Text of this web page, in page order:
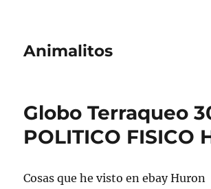
Animalitos
Globo Terraqueo
POLITICO FISICO
Cosas que he visto en ebay Huron